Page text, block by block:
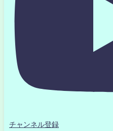
チャンネル登録